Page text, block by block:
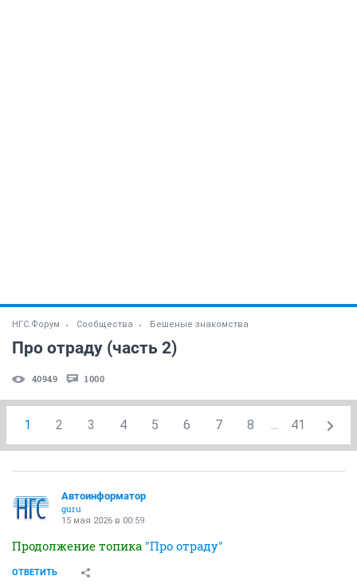
НГС.Форум Сообщества Бешеные знакомства
Про отраду (часть 2)
40949 1000
1 2 3 4 5 6 7 8 ... 41
Автоинформатор
guru
15 мая 2026 в 00:59
Продолжение топика "Про отраду"
ОТВЕТИТЬ